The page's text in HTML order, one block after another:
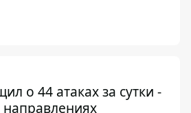
о 44 атаках за сутки -